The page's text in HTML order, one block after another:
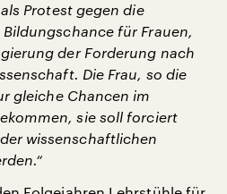
Protest gegen die
für Frauen,
der Forderung nach
Die Frau, so die
gleiche Chancen im
sie soll forciert
wissenschaftlichen